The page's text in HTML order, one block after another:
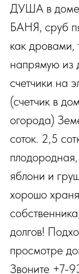
ДУША в доме
БАНЯ, сруб
как дровами,
напрямую из
счетчики на
(счетчик в
огорода)
соток. 2,5
яблони и
хорошо
долгов!
просмотре
Звоните +7-